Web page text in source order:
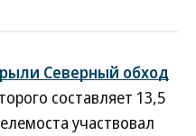
Северный обход
составляет 13,5
участвовал